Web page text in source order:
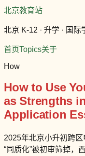
北京教育站
北京 K-12 · 升学 · 国际
首页Topics关于
How
How to Use
as Strengths
Application
2025年北京小升初跨
“同质化”被初审筛掉，